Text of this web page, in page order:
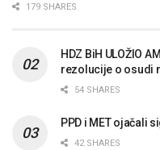
179 SHARES
HDZ BiH ULOŽIO
rezolucije o osudi
54 SHARES
PPD i MET ojačali
42 SHARES